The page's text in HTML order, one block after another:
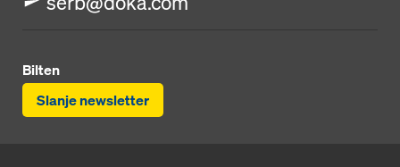
Bilten
Slanje newsletter